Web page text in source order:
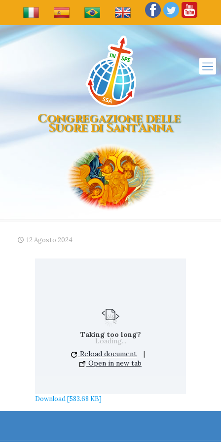
Congregazione delle
Suore di Sant'Anna
12 Agosto 2024
Loading...
Taking too long?
Reload document
|
Open in new tab
Download [583.68 KB]